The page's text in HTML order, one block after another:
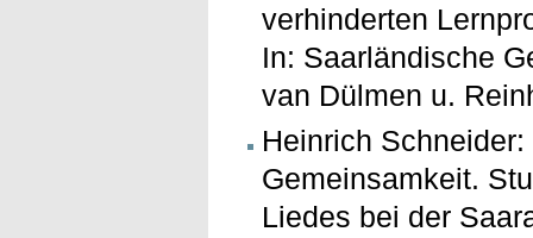
verhinderten
In: Saarländische
van Dülmen u.
Heinrich
Gemeinsamkeit.
Liedes bei der